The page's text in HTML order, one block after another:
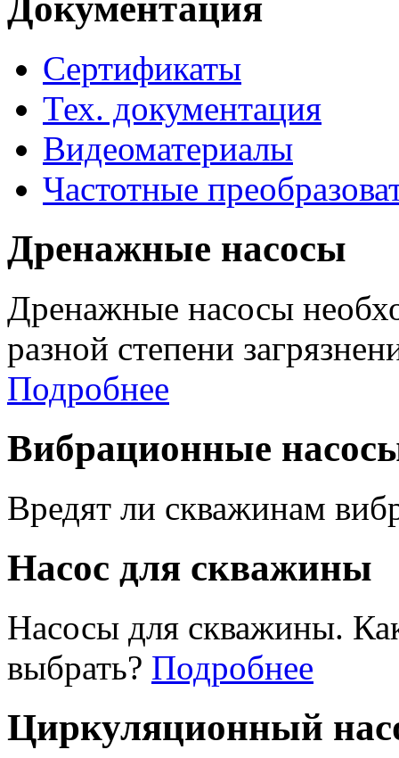
Документация
Сертификаты
Тех. документация
Видеоматериалы
Частотные
Дренажные насосы
Дренажные насосы
разной степени
Подробнее
Вибрационные
Вредят ли скважинам
Насос для скважины
Насосы для скважины.
выбрать? Подробнее
Циркуляционный